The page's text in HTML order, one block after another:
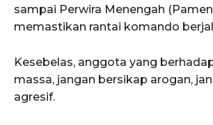
sampai Perwira Menengah
memastikan rantai komando
Kesebelas, anggota yang
massa, jangan bersikap arogan,
agresif.